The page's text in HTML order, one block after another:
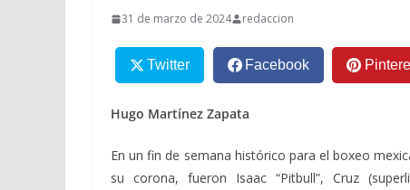
31 de marzo de 2024 redaccion
Twitter Facebook
Hugo Martínez Zapata
En un fin de semana histórico para el boxeo
su corona, fueron Isaac “Pitbull”, Cruz